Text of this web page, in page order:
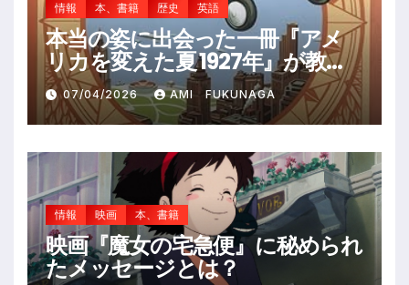
情報 本、書籍 歴史 英語
本当の姿に出会った一冊『アメ
リカを変えた夏 1927年』が教え
てくれたこと
07/04/2026 AMI FUKUNAGA
情報 映画 本、書籍
映画『魔女の宅急便』に秘められ
たメッセージとは？